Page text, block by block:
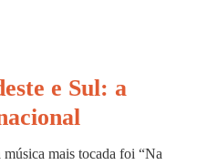
e Sul: a
mais tocada foi “Na